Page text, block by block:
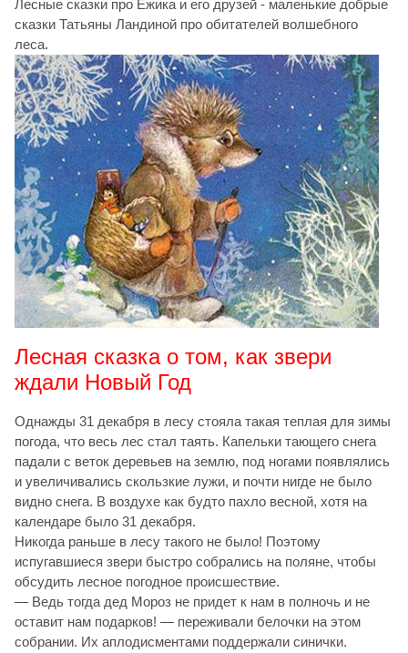
Лесные сказки про Ёжика и его друзей - маленькие добрые
сказки Татьяны Ландиной про обитателей волшебного
леса.
Лесная сказка о том, как звери
ждали Новый Год
Однажды 31 декабря в лесу стояла такая теплая для зимы
погода, что весь лес стал таять. Капельки тающего снега
падали с веток деревьев на землю, под ногами появлялись
и увеличивались скользкие лужи, и почти нигде не было
видно снега. В воздухе как будто пахло весной, хотя на
календаре было 31 декабря.
Никогда раньше в лесу такого не было! Поэтому
испугавшиеся звери быстро собрались на поляне, чтобы
обсудить лесное погодное происшествие.
— Ведь тогда дед Мороз не придет к нам в полночь и не
оставит нам подарков! — переживали белочки на этом
собрании. Их аплодисментами поддержали синички.